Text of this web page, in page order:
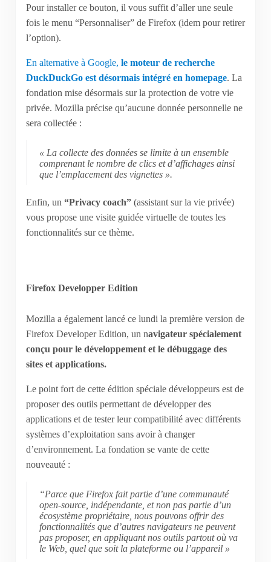
Pour installer ce bouton, il vous suffit d’aller une seule
fois le menu “Personnaliser” de Firefox (idem pour retirer
l’option).
En alternative à Google, le moteur de recherche
DuckDuckGo est désormais intégré en homepage. La
fondation mise désormais sur la protection de votre vie
privée. Mozilla précise qu’aucune donnée personnelle ne
sera collectée :
« La collecte des données se limite à un ensemble
comprenant le nombre de clics et d’affichages ainsi
que l’emplacement des vignettes ».
Enfin, un “Privacy coach”(assistant sur la vie privée)
vous propose une visite guidée virtuelle de toutes les
fonctionnalités sur ce thème.
Firefox Developper Edition
Mozilla a également lancé ce lundi la première version de
Firefox Developer Edition, un navigateur spécialement
conçu pour le développement et le débuggage des
sites et applications.
Le point fort de cette édition spéciale développeurs est de
proposer des outils permettant de développer des
applications et de tester leur compatibilité avec différents
systèmes d’exploitation sans avoir à changer
d’environnement. La fondation se vante de cette
nouveauté :
“Parce que Firefox fait partie d’une communauté
open-source, indépendante, et non pas partie d’un
écosystème propriétaire, nous pouvons offrir des
fonctionnalités que d’autres navigateurs ne peuvent
pas proposer, en appliquant nos outils partout où va
le Web, quel que soit la plateforme ou l’appareil »